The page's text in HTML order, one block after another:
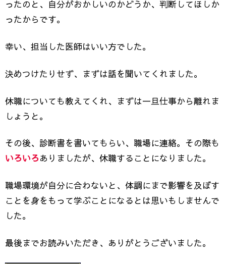
ったのと、自分がおかしいのかどうか、判断してほしか
ったからです。
幸い、担当した医師はいい方でした。
決めつけたりせず、まずは話を聞いてくれました。
休職についても教えてくれ、まずは一旦仕事から離れま
しょうと。
その後、診断書を書いてもらい、職場に連絡。その際も
いろいろありましたが、休職することになりました。
職場環境が自分に合わないと、体調にまで影響を及ぼす
ことを身をもって学ぶことになるとは思いもしませんで
した。
最後までお読みいただき、ありがとうございました。